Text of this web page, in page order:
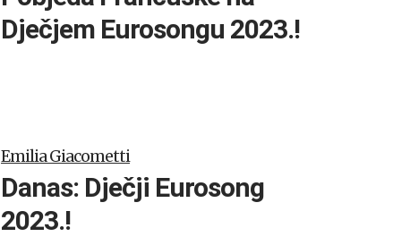
Dječjem Eurosongu 2023.!
Emilia Giacometti
Danas: Dječji Eurosong
2023.!